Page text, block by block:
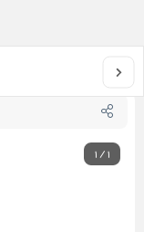
خانه
1/1